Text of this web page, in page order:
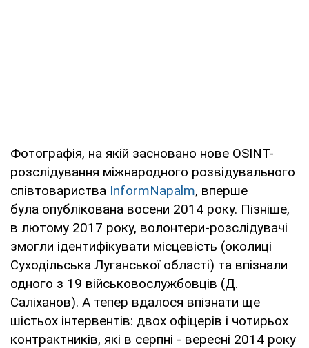
Фотографія, на якій засновано нове OSINT-
розслідування міжнародного розвідувального
співтовариства InformNapalm, вперше
була опублікована восени 2014 року. Пізніше,
в лютому 2017 року, волонтери-розслідувачі
змогли ідентифікувати місцевість (околиці
Суходільська Луганської області) та впізнали
одного з 19 військовослужбовців (Д.
Саліханов). А тепер вдалося впізнати ще
шістьох інтервентів: двох офіцерів і чотирьох
контрактників, які в серпні - вересні 2014 року